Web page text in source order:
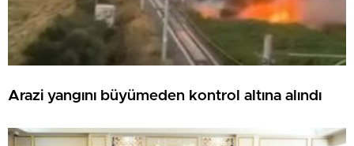
Arazi yangını büyümeden kontrol altına alındı